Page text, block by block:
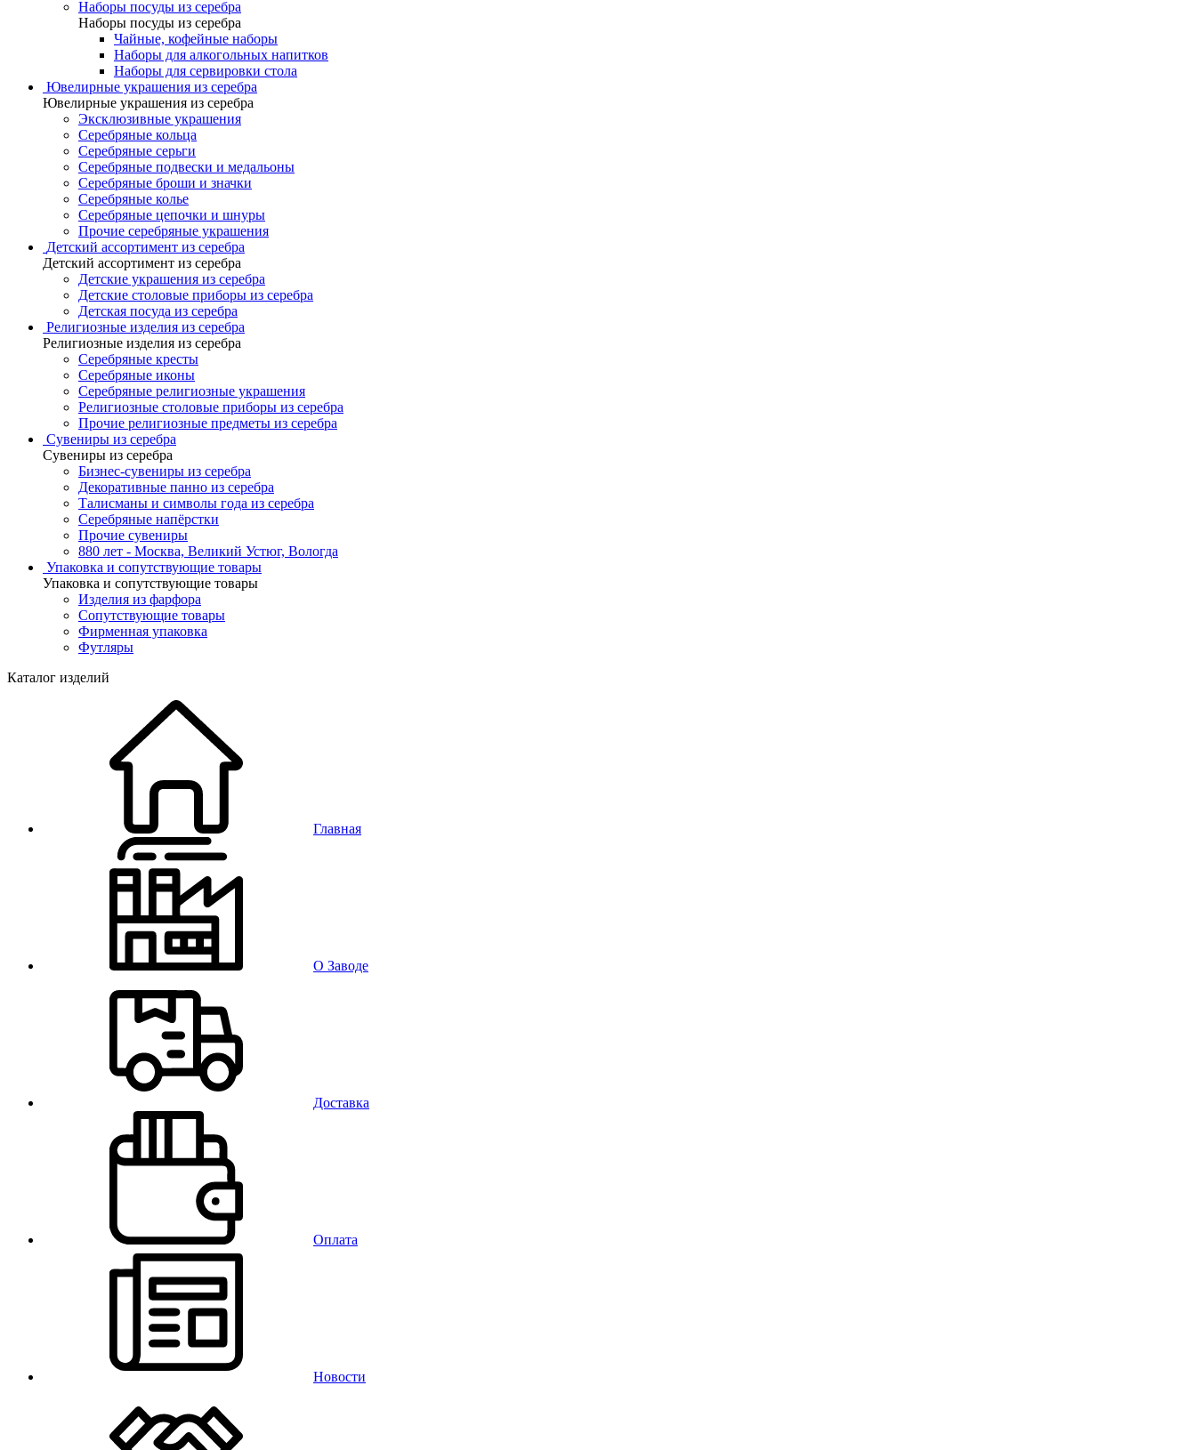
Наборы посуды из серебра
Наборы посуды из серебра
Чайные, кофейные наборы
Наборы для алкогольных напитков
Наборы для сервировки стола
Ювелирные украшения из серебра
Ювелирные украшения из серебра
Эксклюзивные украшения
Серебряные кольца
Серебряные серьги
Серебряные подвески и медальоны
Серебряные броши и значки
Серебряные колье
Серебряные цепочки и шнуры
Прочие серебряные украшения
Детский ассортимент из серебра
Детский ассортимент из серебра
Детские украшения из серебра
Детские столовые приборы из серебра
Детская посуда из серебра
Религиозные изделия из серебра
Религиозные изделия из серебра
Серебряные кресты
Серебряные иконы
Серебряные религиозные украшения
Религиозные столовые приборы из серебра
Прочие религиозные предметы из серебра
Сувениры из серебра
Сувениры из серебра
Бизнес-сувениры из серебра
Декоративные панно из серебра
Талисманы и символы года из серебра
Серебряные напёрстки
Прочие сувениры
880 лет - Москва, Великий Устюг, Вологда
Упаковка и сопутствующие товары
Упаковка и сопутствующие товары
Изделия из фарфора
Сопутствующие товары
Фирменная упаковка
Футляры
Каталог изделий
Главная
О Заводе
Доставка
Оплата
Новости